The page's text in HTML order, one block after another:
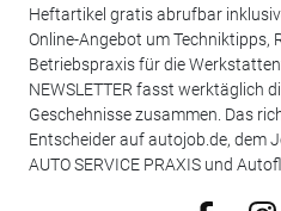
Heftartikel gratis abrufbar
Online-Angebot um Techniktipps,
Betriebspraxis für die
NEWSLETTER fasst werktäglich
Geschehnisse zusammen. Das
Entscheider auf autojob.de, dem
AUTO SERVICE PRAXIS und